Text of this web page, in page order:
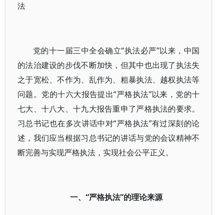
法
党的十一届三中全会确立“执法必严”以来，中国
的法治建设的步伐不断加快，但其中也出现了执法失
之于宽松、不作为、乱作为、粗暴执法、越权执法等
问题。党的十六大报告提出“严格执法”以来，党的十
七大、十八大、十九大报告重申了严格执法的要求。
习总书记也在多次讲话中对“严格执法”有过深刻的论
述，我们应当根据习总书记的讲话与党的会议精神不
断完善与实现严格执法，实现社会公平正义。
一、“严格执法”的理论来源